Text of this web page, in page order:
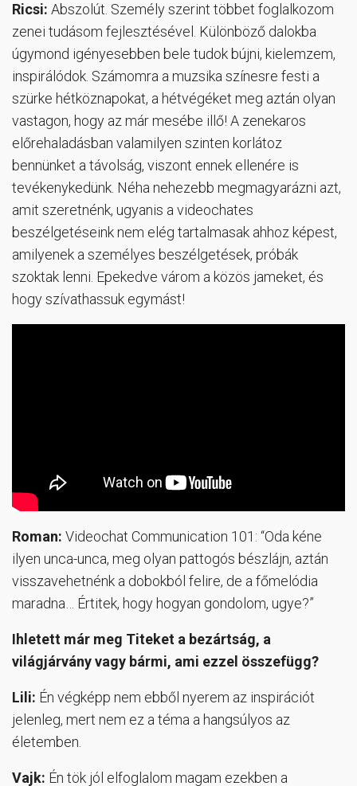
Ricsi: Abszolút. Személy szerint többet foglalkozom
zenei tudásom fejlesztésével. Különböző dalokba
úgymond igényesebben bele tudok bújni, kielemzem,
inspirálódok. Számomra a muzsika színesre festi a
szürke hétköznapokat, a hétvégéket meg aztán olyan
vastagon, hogy az már mesébe illő! A zenekaros
előrehaladásban valamilyen szinten korlátoz
bennünket a távolság, viszont ennek ellenére is
tevékenykedünk. Néha nehezebb megmagyarázni azt,
amit szeretnénk, ugyanis a videochates
beszélgetéseink nem elég tartalmasak ahhoz képest,
amilyenek a személyes beszélgetések, próbák
szoktak lenni. Epekedve várom a közös jameket, és
hogy szívathassuk egymást!
Roman: Videochat Communication 101: “Oda kéne
ilyen unca-unca, meg olyan pattogós bészlájn, aztán
visszavehetnénk a dobokból felire, de a főmelódia
maradna… Értitek, hogy hogyan gondolom, ugye?”
Ihletett már meg Titeket a bezártság, a
világjárvány vagy bármi, ami ezzel összefügg?
Lili: Én végképp nem ebből nyerem az inspirációt
jelenleg, mert nem ez a téma a hangsúlyos az
életemben.
Vajk: Én tök jól elfoglalom magam ezekben a